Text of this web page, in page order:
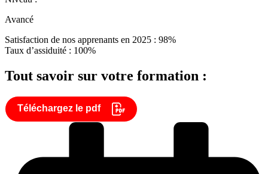
Avancé
Satisfaction de nos apprenants en 2025 : 98%
Taux d’assiduité : 100%
Tout savoir sur votre formation :
Téléchargez le pdf